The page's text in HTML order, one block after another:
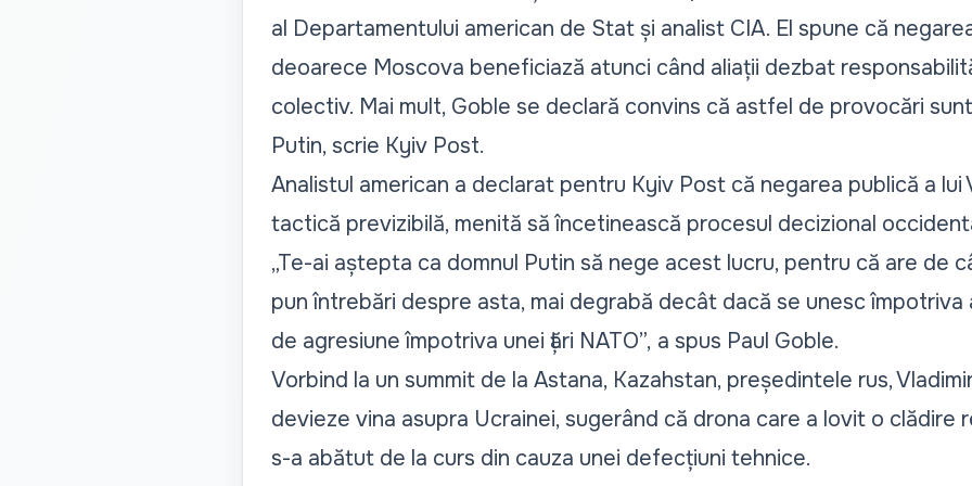
al Departamentului american de Stat și analist CIA. El spune că
deoarece Moscova beneficiază atunci când aliații dezbat
colectiv. Mai mult, Goble se declară convins că astfel de provocări
Putin, scrie Kyiv Post.
Analistul american a declarat pentru Kyiv Post că negarea publică a lui
tactică previzibilă, menită să încetinească procesul decizional
„Te-ai aștepta ca domnul Putin să nege acest lucru, pentru că are de
pun întrebări despre asta, mai degrabă decât dacă se unesc
de agresiune împotriva unei țări NATO”, a spus Paul Goble.
Vorbind la un summit de la Astana, Kazahstan, președintele rus,
devieze vina asupra Ucrainei, sugerând că drona care a lovit o clădire
s-a abătut de la curs din cauza unei defecțiuni tehnice.